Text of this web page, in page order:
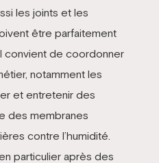
les joints et les
être parfaitement
convient de coordonner
notamment les
et entretenir des
des membranes
contre l’humidité.
particulier après des